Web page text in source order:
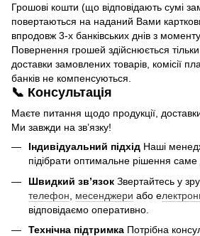
Грошові кошти (що відповідають сумі
повертаються на наданий Вами
впродовж 3-х банківських днів з
Повернення грошей здійснюється
доставки замовлених товарів, комісії
банків не компенсуються.
📞 Консультація
Маєте питання щодо продукції,
Ми завжди на зв’язку!
Індивідуальний підхід Наші
підібрати оптимальне рішення
Швидкий зв’язок Звертайтесь у
телефон
месенджери або е
відповідаємо оперативно.
Технічна підтримка Потрібна